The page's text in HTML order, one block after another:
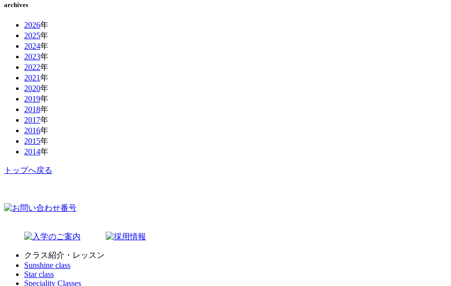
archives
2026年
2025年
2024年
2023年
2022年
2021年
2020年
2019年
2018年
2017年
2016年
2015年
2014年
トップへ戻る
クラス紹介・レッスン
Sunshine class
Star class
Speciality Classes